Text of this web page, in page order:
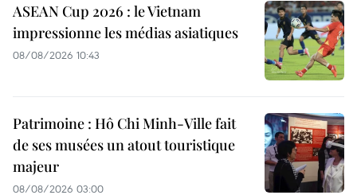
ASEAN Cup 2026 : le Vietnam
impressionne les médias asiatiques
08/08/2026 10:43
Patrimoine : Hô Chi Minh-Ville fait
de ses musées un atout touristique
majeur
08/08/2026 03:00